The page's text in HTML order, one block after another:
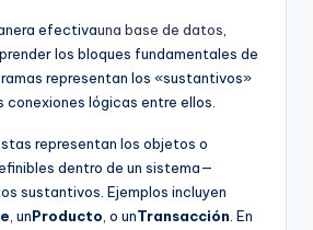
efectivauna base de datos
los bloques fundamentales de
representan los «sustantivos»
conexiones lógicas entre ellos.
representan los objetos o
dentro de un sistema—
sustantivos. Ejemplos incluyen
, unProducto , o unTransacción . En